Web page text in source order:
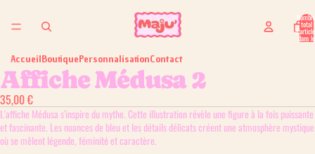
Nombre
total
dans le
panier:
AccueilBoutiquePersonnalisationContact
Affiche Médusa 2
35,00 €
L'affiche Médusa s'inspire du mythe. Cette illustration révèle une figure à la fois puissante
et fascinante. Les nuances de bleu et les détails délicats créent une atmosphère mystique
où se mêlent légende, féminité et caractère.